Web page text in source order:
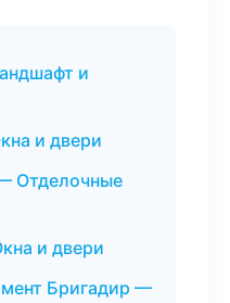
и
и двери
Отделочные
и двери
Бригадир —